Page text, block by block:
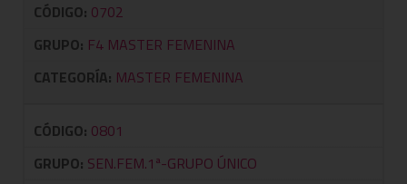
CÓDIGO: 0702
GRUPO: F4 MASTER FEMENINA
CATEGORÍA: MASTER FEMENINA
CÓDIGO: 0801
GRUPO: SEN.FEM.1ª-GRUPO ÚNICO